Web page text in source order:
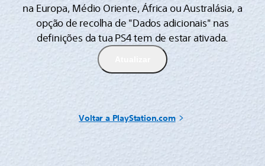
na Europa, Médio Oriente, África ou Australásia, a
opção de recolha de "Dados adicionais" nas
definições da tua PS4 tem de estar ativada.
Voltar a PlayStation.com